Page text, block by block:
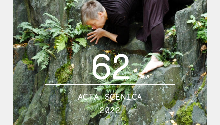
62
ACTA SCENICA
2022